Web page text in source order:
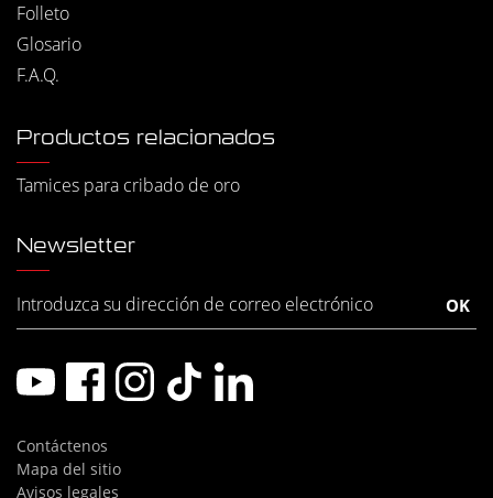
Folleto
Glosario
F.A.Q.
Productos relacionados
Tamices para cribado de oro
Newsletter
Contáctenos
Mapa del sitio
Avisos legales